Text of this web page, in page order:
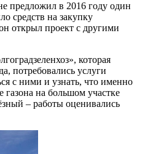
предложил в 2016 году один
средств на закупку
открыл проект с другими
которая
потребовались услуги
с ними и узнать, что именно
на большом участке
– работы оценивались